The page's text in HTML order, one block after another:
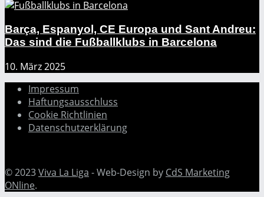
Barça, Espanyol, CE Europa und Sant Andreu:
Das sind die Fußballklubs in Barcelona
10. März 2025
Impressum
Haftungsausschluss
Cookie Richtlinien
Datenschutzerklärung
© 2023Viva La Liga - Web-Design by CdS Marketing
ONline.